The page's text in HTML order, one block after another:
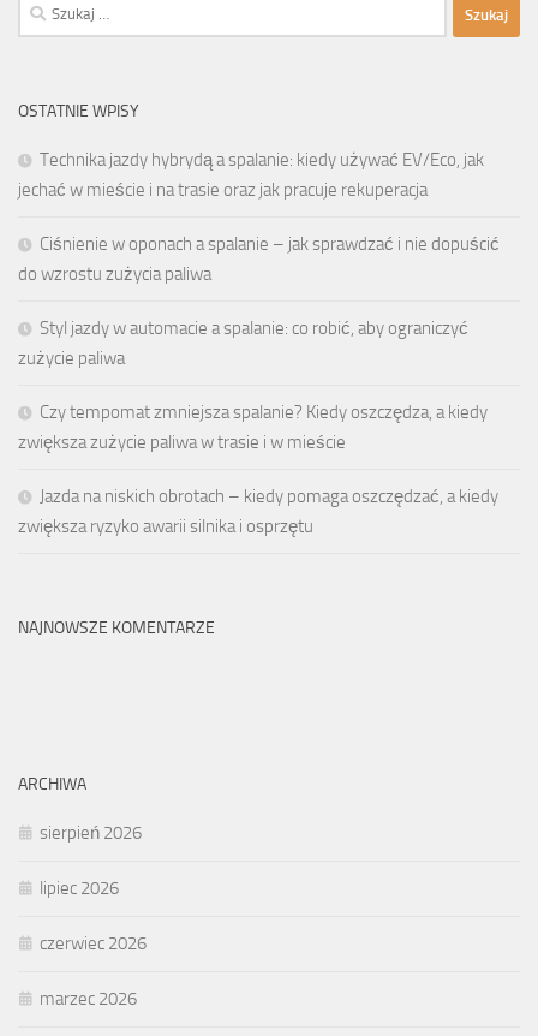
Szukaj:
OSTATNIE WPISY
Technika jazdy hybrydą a spalanie: kiedy używać EV/Eco, jak
jechać w mieście i na trasie oraz jak pracuje rekuperacja
Ciśnienie w oponach a spalanie – jak sprawdzać i nie dopuścić
do wzrostu zużycia paliwa
Styl jazdy w automacie a spalanie: co robić, aby ograniczyć
zużycie paliwa
Czy tempomat zmniejsza spalanie? Kiedy oszczędza, a kiedy
zwiększa zużycie paliwa w trasie i w mieście
Jazda na niskich obrotach – kiedy pomaga oszczędzać, a kiedy
zwiększa ryzyko awarii silnika i osprzętu
NAJNOWSZE KOMENTARZE
ARCHIWA
sierpień 2026
lipiec 2026
czerwiec 2026
marzec 2026